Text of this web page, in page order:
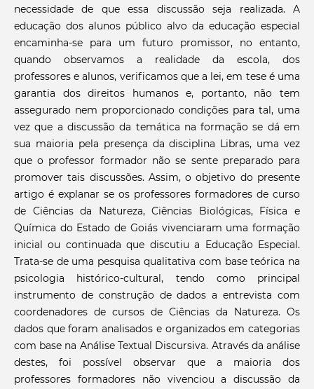
necessidade de que essa discussão seja realizada. A
educação dos alunos público alvo da educação especial
encaminha-se para um futuro promissor, no entanto,
quando observamos a realidade da escola, dos
professores e alunos, verificamos que a lei, em tese é uma
garantia dos direitos humanos e, portanto, não tem
assegurado nem proporcionado condições para tal, uma
vez que a discussão da temática na formação se dá em
sua maioria pela presença da disciplina Libras, uma vez
que o professor formador não se sente preparado para
promover tais discussões. Assim, o objetivo do presente
artigo é explanar se os professores formadores de curso
de Ciências da Natureza, Ciências Biológicas, Física e
Química do Estado de Goiás vivenciaram uma formação
inicial ou continuada que discutiu a Educação Especial.
Trata-se de uma pesquisa qualitativa com base teórica na
psicologia histórico-cultural, tendo como principal
instrumento de construção de dados a entrevista com
coordenadores de cursos de Ciências da Natureza. Os
dados que foram analisados e organizados em categorias
com base na Análise Textual Discursiva. Através da análise
destes, foi possível observar que a maioria dos
professores formadores não vivenciou a discussão da